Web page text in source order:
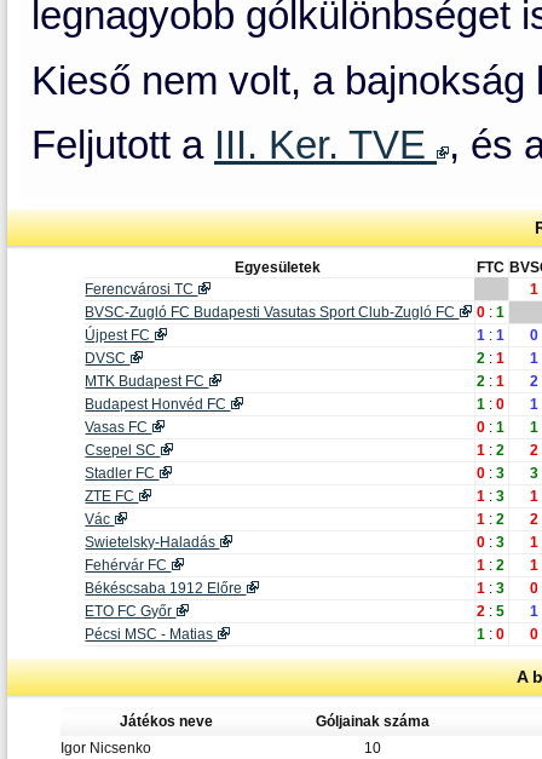
legnagyobb gólkülönbséget
Kieső nem volt, a
Feljutott a III. Ker. TVE , és
Egyesületek FTC
Ferencvárosi TC
1
BVSC-Zugló FC Budapesti Vasutas Sport Club-Zugló FC
0 : 1
Újpest FC
1 : 1
0
DVSC
2 : 1
1
MTK Budapest FC
2 : 1
2
Budapest Honvéd FC
1 : 0
1
Vasas FC
0 : 1
1
Csepel SC
1 : 2
2
Stadler FC
0 : 3
3
ZTE FC
1 : 3
1
Vác
1 : 2
2
Swietelsky-Haladás
0 : 3
1
Fehérvár FC
1 : 2
1
Békéscsaba 1912 Előre
1 : 3
0
ETO FC Győr
2 : 5
1
Pécsi MSC - Matias
1 : 0 0
A
Játékos neve
Góljainak száma
Igor Nicsenko
10